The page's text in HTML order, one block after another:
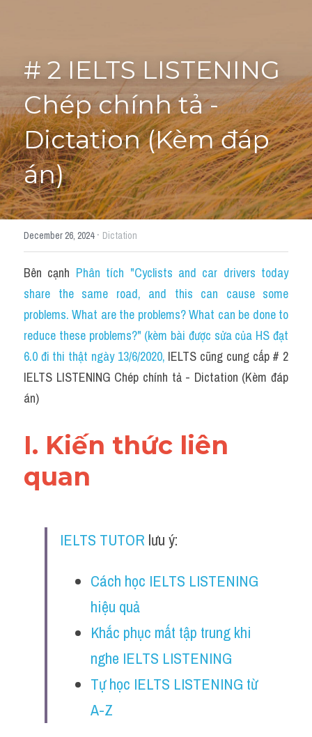
Pronunciation
Section 3
Section 4
Section 1
Social issues
Section 2
Map
Transcript
Cam
Series luyện nghe Tiếng Anh cùng IELTS T
Health and Medicine
Technology
Advice
Listening
Reading
Đề thi thật IELTS
# 2 IELTS LISTENING
Chép chính tả -
Dictation (Kèm đáp
án)
December 26, 2024· Dictation
Bên cạnh Phân tích "Cyclists and car drivers today
share the same road, and this can cause some
problems. What are the problems? What can be done to
reduce these problems?" (kèm bài được sửa của HS đạt
6.0 đi thi thật ngày 13/6/2020, IELTS cũng cung cấp # 2
IELTS LISTENING Chép chính tả - Dictation (Kèm đáp
án)
I. Kiến thức liên
quan
IELTS TUTOR lưu ý:
Cách học IELTS LISTENING
hiệu quả
Khắc phục mất tập trung khi
nghe IELTS LISTENING
Tự học IELTS LISTENING từ
A-Z